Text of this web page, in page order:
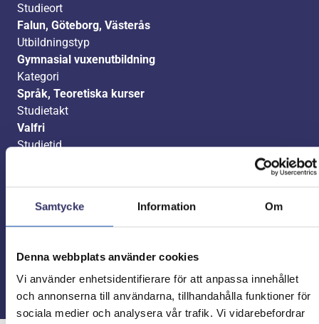
Samtycke Information Om
Denna webbplats använder cookies
Vi använder enhetsidentifierare för att anpassa innehållet
och annonserna till användarna, tillhandahålla funktioner för
sociala medier och analysera vår trafik. Vi vidarebefordrar
Studieort
Falun, Göteborg, Västerås
Utbildningstyp
Gymnasial vuxenutbildning
Kategori
Språk, Teoretiska kurser
Studietakt
Valfri
Studietid
Kurskod
ENGE1000X, ENGE2000X, ENGE3000X
Ansök nu